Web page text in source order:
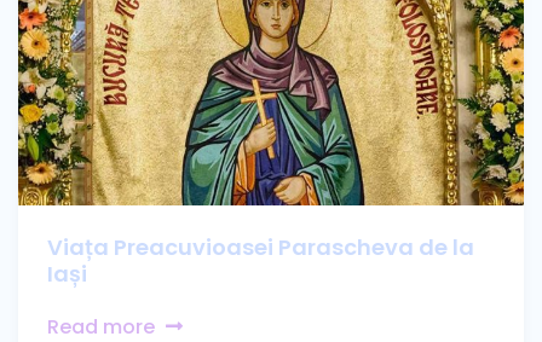
Viața Preacuvioasei Parascheva de la
Iași
Read more